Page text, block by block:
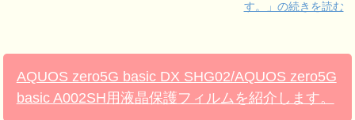
す。」の続きを読む
AQUOS zero5G basic DX SHG02/AQUOS zero5G
basic A002SH用液晶保護フィルムを紹介します。